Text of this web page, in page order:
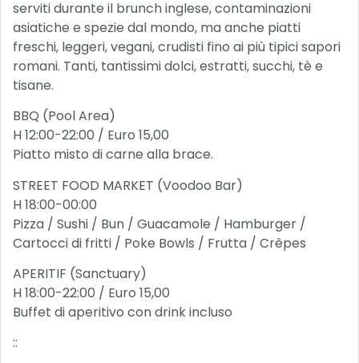
serviti durante il brunch inglese, contaminazioni
asiatiche e spezie dal mondo, ma anche piatti
freschi, leggeri, vegani, crudisti fino ai più tipici sapori
romani. Tanti, tantissimi dolci, estratti, succhi, tè e
tisane.
BBQ (Pool Area)
H 12:00-22:00 / Euro 15,00
Piatto misto di carne alla brace.
STREET FOOD MARKET (Voodoo Bar)
H 18:00-00:00
Pizza / Sushi / Bun / Guacamole / Hamburger /
Cartocci di fritti / Poke Bowls / Frutta / Crêpes
APERITIF (Sanctuary)
H 18:00-22:00 / Euro 15,00
Buffet di aperitivo con drink incluso
::